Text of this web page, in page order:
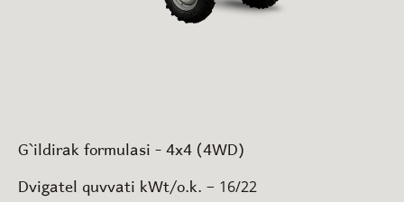
G`ildirak formulasi - 4x4 (4WD)
Dvigatel quvvati kWt/o.k. – 16/22